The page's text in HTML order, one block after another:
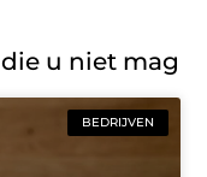
die u niet mag
BEDRIJVEN